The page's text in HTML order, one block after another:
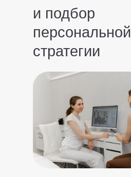
и подбор
персональной
стратегии